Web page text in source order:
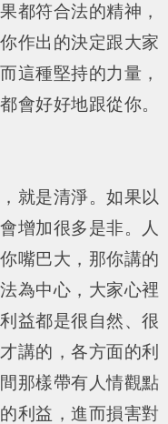
都符合法的精神，
作出的決定跟大家
這種堅持的力量，
會好好地跟從你。
是清淨。如果以
增加很多是非。人
嘴巴大，那你講的
為中心，大家心裡
益都是很自然、很
講的，各方面的利
那樣帶有人情觀點
利益，進而損害對